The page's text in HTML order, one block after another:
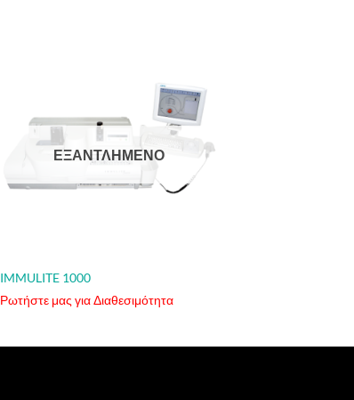
ΕΞΑΝΤΛΗΜΈΝΟ
IMMULITE 1000
Ρωτήστε μας για Διαθεσιμότητα